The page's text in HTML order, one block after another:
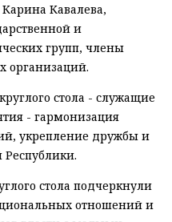
Кавалева,
и
групп, члены
организаций.
стола - служащие
- гармонизация
укрепление дружбы и
Республики.
стола подчеркнули
отношений и